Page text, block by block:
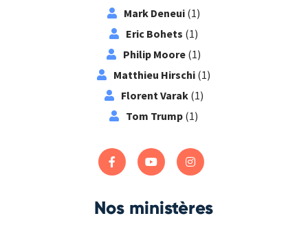
Mark Deneui (1)
Eric Bohets (1)
Philip Moore (1)
Matthieu Hirschi (1)
Florent Varak(1)
Tom Trump (1)
Nos ministères